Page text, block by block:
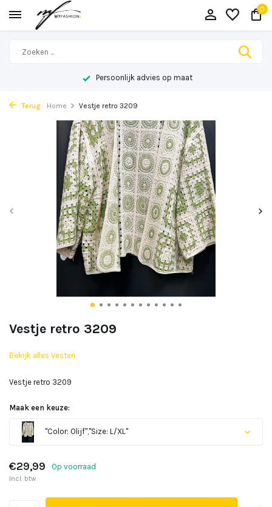
0
Persoonlijk advies op maat
Terug Home Vestje retro 3209
Vestje retro 3209
Bekijk alles Vesten
Vestje retro 3209
Maak een keuze:
"Color: Olijf","Size: L/XL"
€29,99 Op voorraad
Incl. btw